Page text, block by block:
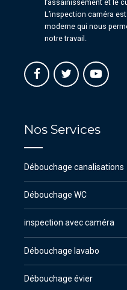
l’assainissement et le
L’inspection caméra
moderne qui nous
notre travail.
Nos Services
Débouchage canalisations
Débouchage WC
inspection avec caméra
Débouchage lavabo
Débouchage évier